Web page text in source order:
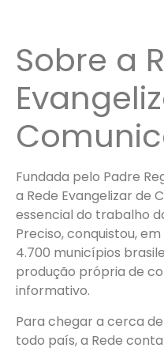
Sobre a
Fundada pelo Padre
a Rede Evangelizar de
essencial do trabalho
Preciso, conquistou,
4.700 municípios
produção própria de
informativo.
Para chegar a cerca
todo país, a Rede